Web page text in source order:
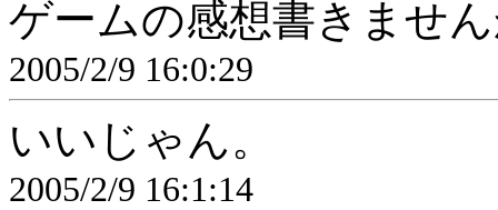
ゲームの感想書きませ
2005/2/9 16:0:29
いいじゃん。
2005/2/9 16:1:14